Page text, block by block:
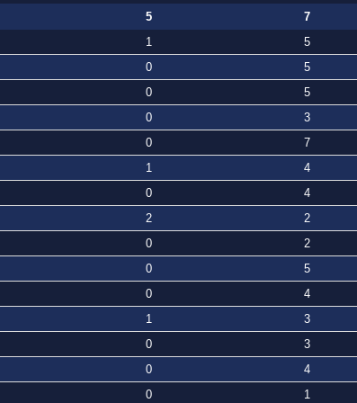
5 7
1 5
0 5
0 5
0 3
0 7
1 4
0 4
2 2
0 2
0 5
0 4
1 3
0 3
0 4
0 1